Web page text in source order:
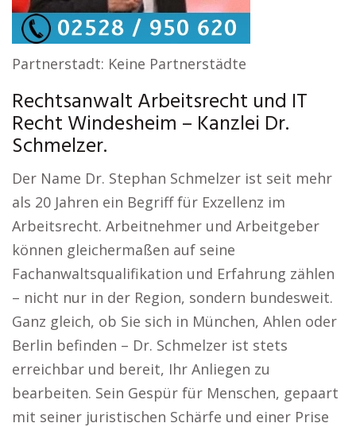
Partnerstadt: Keine Partnerstädte
Rechtsanwalt Arbeitsrecht und IT
Recht Windesheim – Kanzlei Dr.
Schmelzer.
Der Name Dr. Stephan Schmelzer ist seit mehr
als 20 Jahren ein Begriff für Exzellenz im
Arbeitsrecht. Arbeitnehmer und Arbeitgeber
können gleichermaßen auf seine
Fachanwaltsqualifikation und Erfahrung zählen
– nicht nur in der Region, sondern bundesweit.
Ganz gleich, ob Sie sich in München, Ahlen oder
Berlin befinden – Dr. Schmelzer ist stets
erreichbar und bereit, Ihr Anliegen zu
bearbeiten. Sein Gespür für Menschen, gepaart
mit seiner juristischen Schärfe und einer Prise